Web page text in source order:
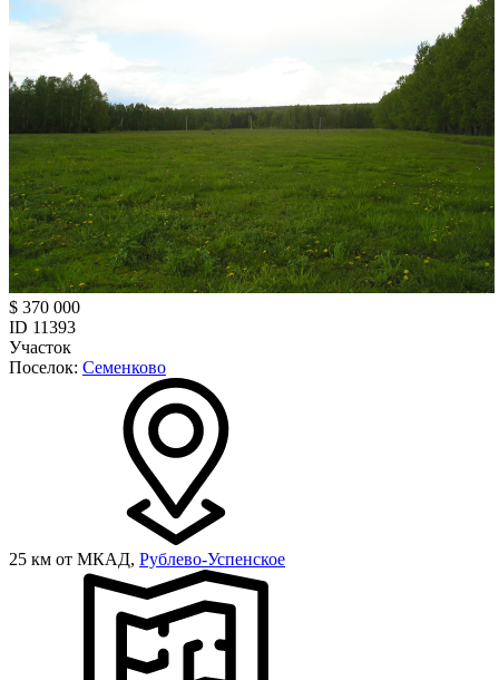
$ 370 000
ID 11393
Участок
Поселок: Семенково
25 км от МКАД, Рублево-Успенское